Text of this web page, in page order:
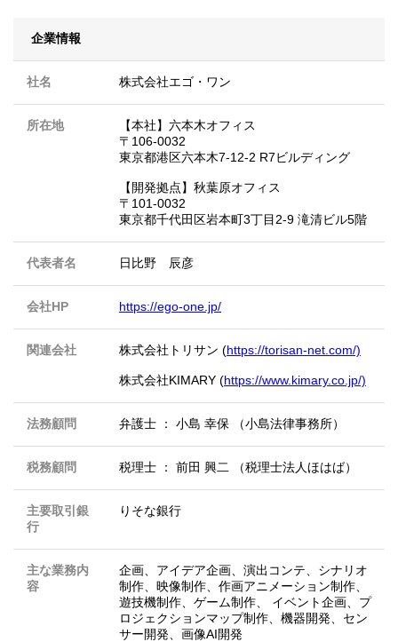
企業情報
社名 株式会社エゴ・ワン
所在地
【本社】六本木オフィス
〒106-0032
東京都港区六本木7‐12‐2 R7ビルディング
【開発拠点】秋葉原オフィス
〒101-0032
東京都千代田区岩本町3丁目2-9 滝清ビル5階
代表者名 日比野 辰彦
会社HP https://ego-one.jp/
関連会社 株式会社トリサン (https://torisan-net.com/)
株式会社KIMARY (https://www.kimary.co.jp/)
法務顧問 弁護士 ： 小島 幸保 （小島法律事務所）
税務顧問 税理士 ： 前田 興二 （税理士法人ほはば）
主要取引銀
行
りそな銀行
主な業務内
容
企画、アイデア企画、演出コンテ、シナリオ
制作、映像制作、作画アニメーション制作、
遊技機制作、ゲーム制作、 イベント企画、プ
ロジェクションマップ制作、機器開発、セン
サー開発、画像AI開発